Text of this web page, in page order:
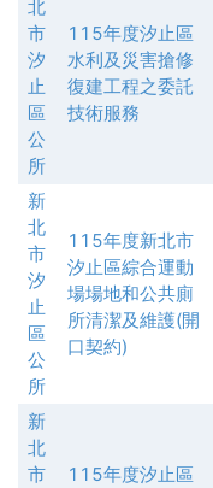
北
市
汐
止
區
公
所
115年度汐止區
水利及災害搶修
復建工程之委託
技術服務
新
北
市
汐
止
區
公
所
115年度新北市
汐止區綜合運動
場場地和公共廁
所清潔及維護(開
口契約)
新
北
市
115年度汐止區